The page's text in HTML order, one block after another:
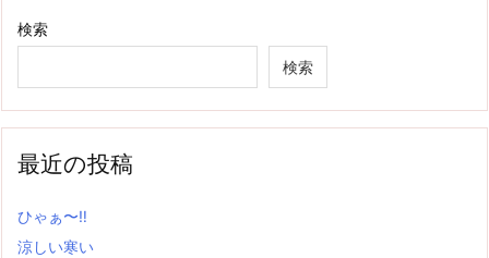
検索
検索
最近の投稿
ひゃぁ〜‼
涼しい寒い